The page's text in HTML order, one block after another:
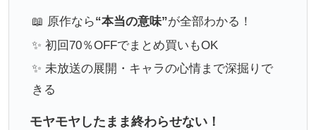
📖 原作なら“本当の意味”が全部わかる！
✨ 初回70％OFFでまとめ買いもOK
✨ 未放送の展開・キャラの心情まで深掘りで
きる
モヤモヤしたまま終わらせない！